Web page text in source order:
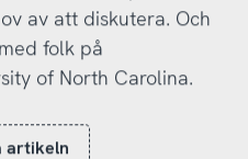
av att diskutera. Och
folk på
of North Carolina.
artikeln